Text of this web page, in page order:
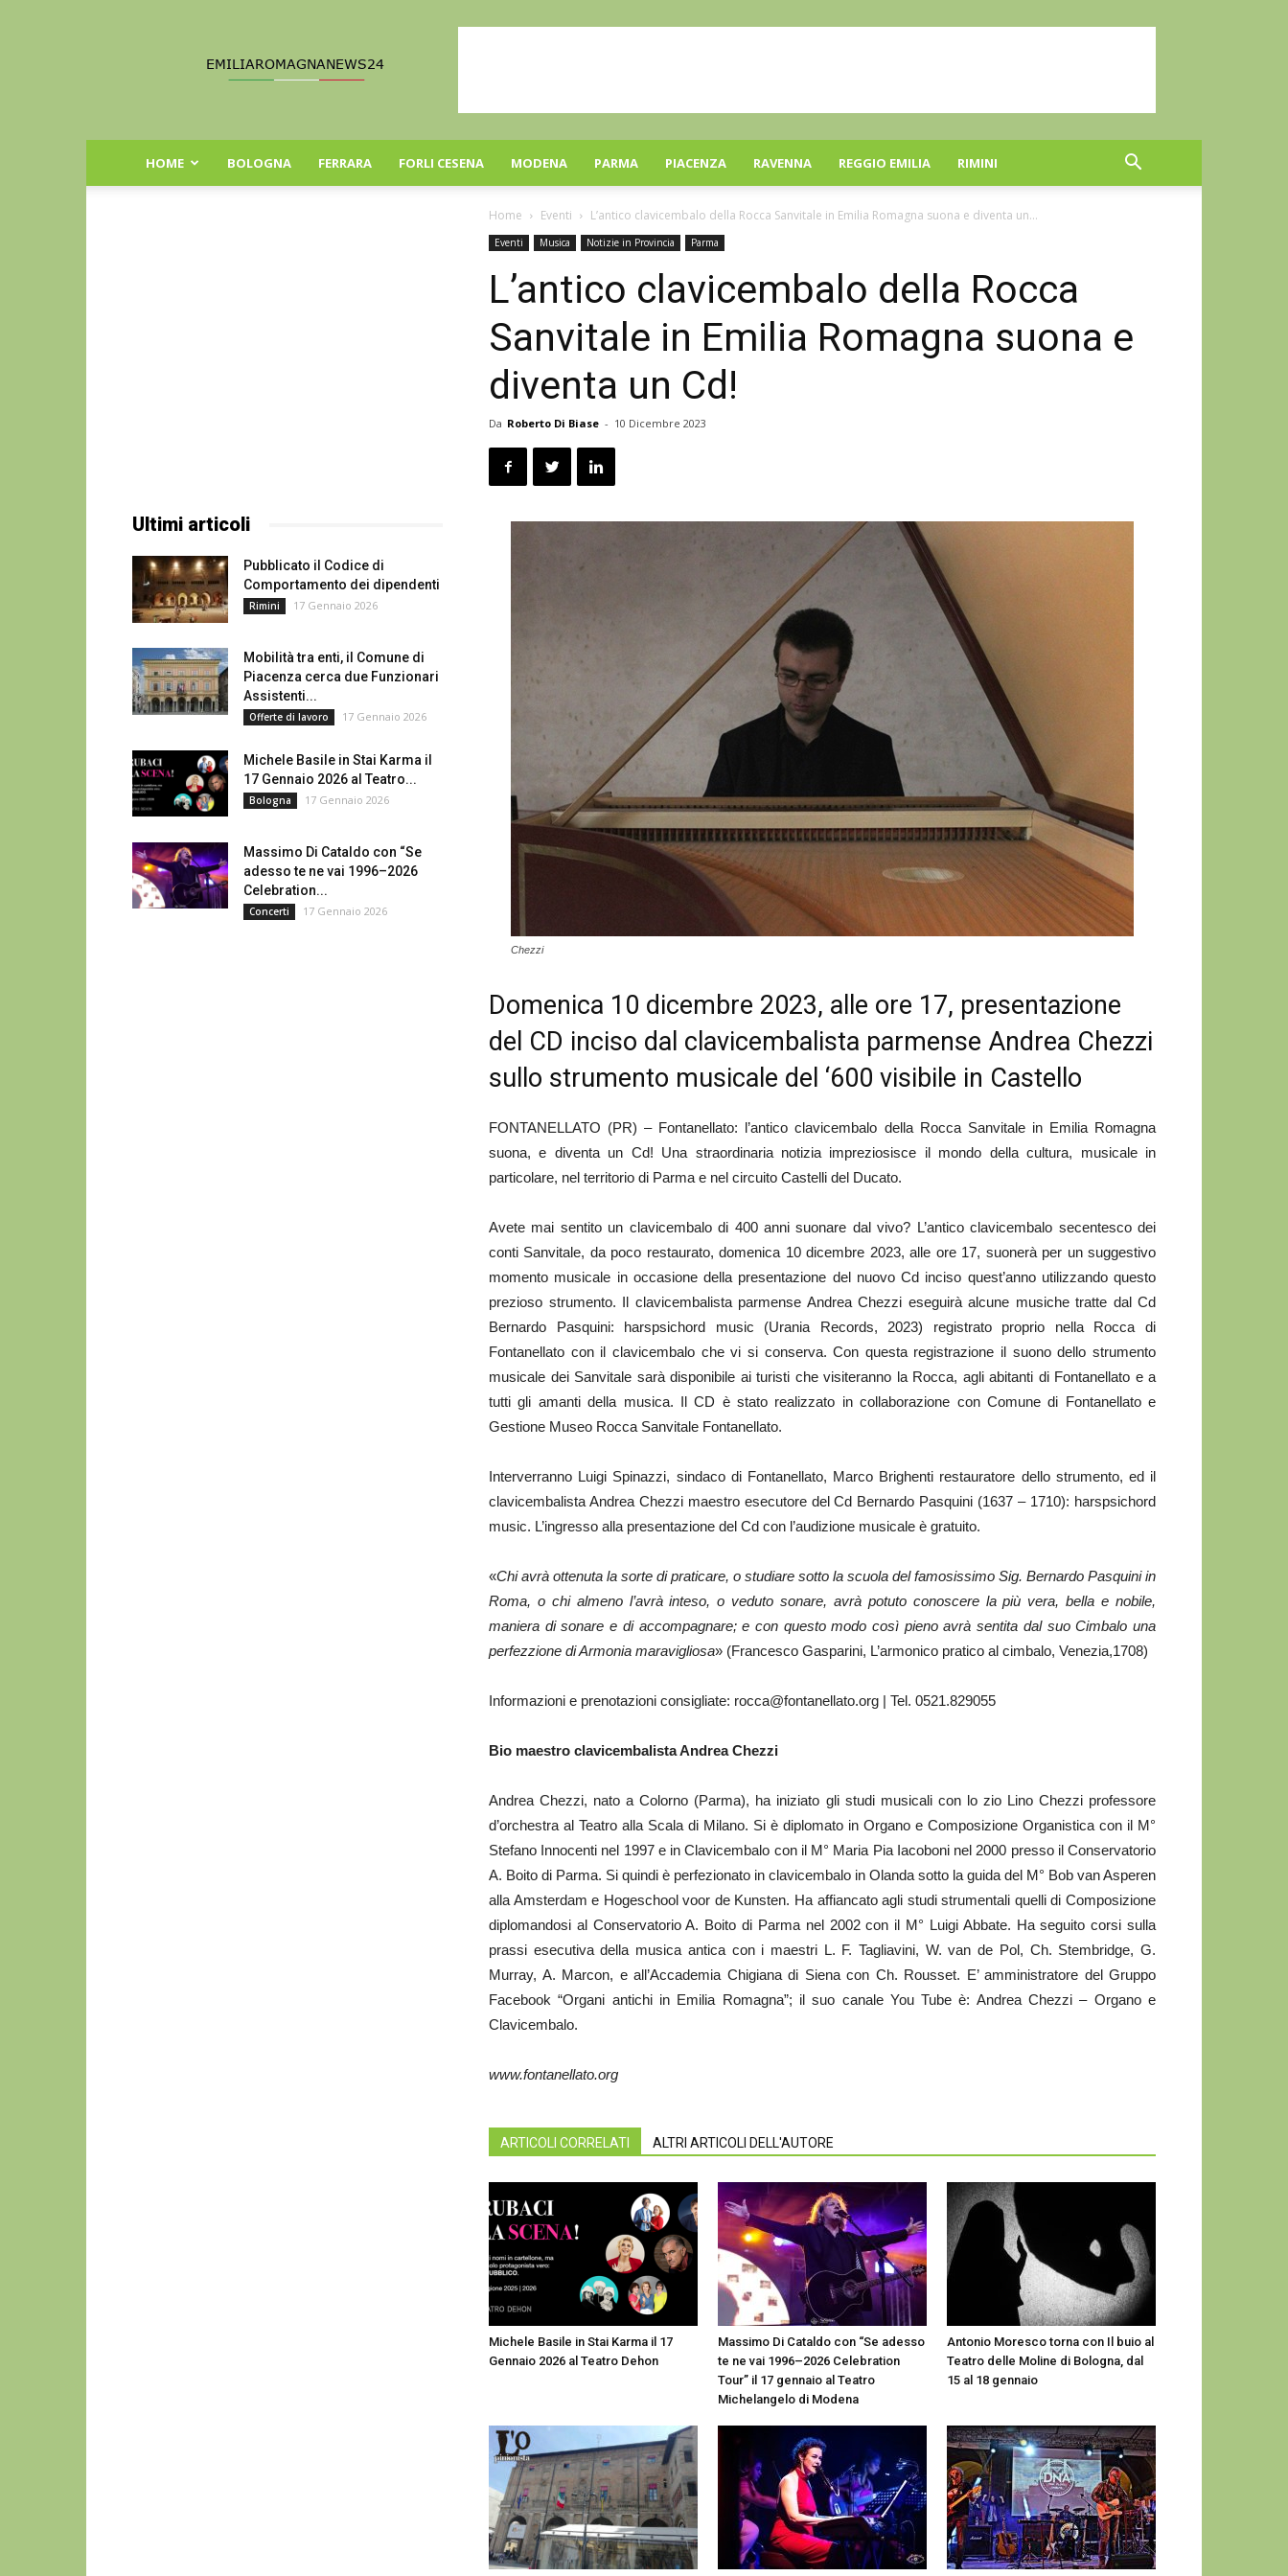
Romagna
HOME BOLOGNA FERRARA FORLI CESENA MODENA PARMA PIACENZA RAVENNA REGGIO EMILIA RIMINI
Home Eventi L’antico clavicembalo della Rocca Sanvitale in Emilia Romagna suona e diventa un...
Eventi Musica Notizie in Provincia Parma
L’antico clavicembalo della Rocca
Sanvitale in Emilia Romagna suona e
diventa un Cd!
Da Roberto Di Biase - 10 Dicembre 2023
Chezzi
Domenica 10 dicembre 2023, alle ore 17, presentazione
del CD inciso dal clavicembalista parmense Andrea Chezzi
sullo strumento musicale del ‘600 visibile in Castello
FONTANELLATO (PR) – Fontanellato: l’antico clavicembalo della Rocca Sanvitale in Emilia Romagna
suona, e diventa un Cd! Una straordinaria notizia impreziosisce il mondo della cultura, musicale in
particolare, nel territorio di Parma e nel circuito Castelli del Ducato.
Avete mai sentito un clavicembalo di 400 anni suonare dal vivo? L’antico clavicembalo secentesco dei
conti Sanvitale, da poco restaurato, domenica 10 dicembre 2023, alle ore 17, suonerà per un suggestivo
momento musicale in occasione della presentazione del nuovo Cd inciso quest’anno utilizzando questo
prezioso strumento. Il clavicembalista parmense Andrea Chezzi eseguirà alcune musiche tratte dal Cd
Bernardo Pasquini: harspsichord music (Urania Records, 2023) registrato proprio nella Rocca di
Fontanellato con il clavicembalo che vi si conserva. Con questa registrazione il suono dello strumento
musicale dei Sanvitale sarà disponibile ai turisti che visiteranno la Rocca, agli abitanti di Fontanellato e a
tutti gli amanti della musica. Il CD è stato realizzato in collaborazione con Comune di Fontanellato e
Gestione Museo Rocca Sanvitale Fontanellato.
Interverranno Luigi Spinazzi, sindaco di Fontanellato, Marco Brighenti restauratore dello strumento, ed il
clavicembalista Andrea Chezzi maestro esecutore del Cd Bernardo Pasquini (1637 – 1710): harspsichord
music. L’ingresso alla presentazione del Cd con l’audizione musicale è gratuito.
«Chi avrà ottenuta la sorte di praticare, o studiare sotto la scuola del famosissimo Sig. Bernardo Pasquini in
Roma, o chi almeno l’avrà inteso, o veduto sonare, avrà potuto conoscere la più vera, bella e nobile,
maniera di sonare e di accompagnare; e con questo modo così pieno avrà sentita dal suo Cimbalo una
perfezzione di Armonia maravigliosa» (Francesco Gasparini, L’armonico pratico al cimbalo, Venezia,1708)
Informazioni e prenotazioni consigliate: rocca@fontanellato.org | Tel. 0521.829055
Bio maestro clavicembalista Andrea Chezzi
Andrea Chezzi, nato a Colorno (Parma), ha iniziato gli studi musicali con lo zio Lino Chezzi professore
d’orchestra al Teatro alla Scala di Milano. Si è diplomato in Organo e Composizione Organistica con il M°
Stefano Innocenti nel 1997 e in Clavicembalo con il M° Maria Pia Iacoboni nel 2000 presso il Conservatorio
A. Boito di Parma. Si quindi è perfezionato in clavicembalo in Olanda sotto la guida del M° Bob van Asperen
alla Amsterdam e Hogeschool voor de Kunsten. Ha affiancato agli studi strumentali quelli di Composizione
diplomandosi al Conservatorio A. Boito di Parma nel 2002 con il M° Luigi Abbate. Ha seguito corsi sulla
prassi esecutiva della musica antica con i maestri L. F. Tagliavini, W. van de Pol, Ch. Stembridge, G.
Murray, A. Marcon, e all’Accademia Chigiana di Siena con Ch. Rousset. E’ amministratore del Gruppo
Facebook “Organi antichi in Emilia Romagna”; il suo canale You Tube è: Andrea Chezzi – Organo e
Clavicembalo.
www.fontanellato.org
ARTICOLI CORRELATI ALTRI ARTICOLI DELL'AUTORE
Michele Basile in Stai Karma il 17
Gennaio 2026 al Teatro Dehon
Massimo Di Cataldo con “Se adesso
te ne vai 1996–2026 Celebration
Tour” il 17 gennaio al Teatro
Michelangelo di Modena
Antonio Moresco torna con Il buio al
Teatro delle Moline di Bologna, dal
15 al 18 gennaio
Ultimi articoli
Pubblicato il Codice di
Comportamento dei dipendenti
Rimini 17 Gennaio 2026
Mobilità tra enti, il Comune di
Piacenza cerca due Funzionari
Assistenti...
Offerte di lavoro 17 Gennaio 2026
Michele Basile in Stai Karma il
17 Gennaio 2026 al Teatro...
Bologna 17 Gennaio 2026
Massimo Di Cataldo con “Se
adesso te ne vai 1996–2026
Celebration...
Concerti 17 Gennaio 2026